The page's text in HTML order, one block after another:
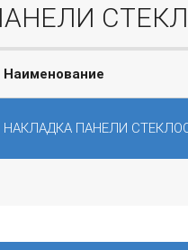
Наименование
НАКЛАДКА ПАНЕЛИ